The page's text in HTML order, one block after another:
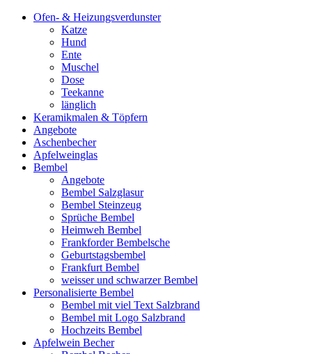
Ofen- & Heizungsverdunster
Katze
Hund
Ente
Muschel
Dose
Teekanne
länglich
Keramikmalen & Töpfern
Angebote
Aschenbecher
Apfelweinglas
Bembel
Angebote
Bembel Salzglasur
Bembel Steinzeug
Sprüche Bembel
Heimweh Bembel
Frankforder Bembelsche
Geburtstagsbembel
Frankfurt Bembel
weisser und schwarzer Bembel
Personalisierte Bembel
Bembel mit viel Text Salzbrand
Bembel mit Logo Salzbrand
Hochzeits Bembel
Apfelwein Becher